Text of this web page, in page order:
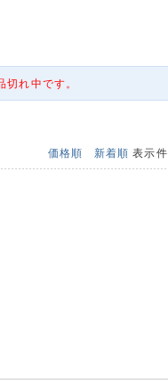
切れ中です。
価格順 新着順 表示